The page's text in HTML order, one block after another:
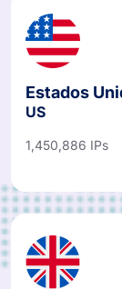
Estados
US
1,450,886 IPs